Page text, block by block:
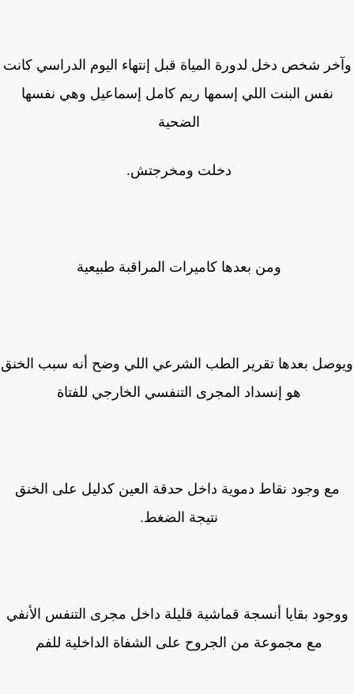
شخص دخل لدورة المياة قبل إنتهاء اليوم الدراسي كانت
نفس البنت اللي إسمها ريم كامل إسماعيل وهي نفسها
الضحية
دخلت ومخرجتش.
ومن بعدها كاميرات المراقبة طبيعية
بعدها تقرير الطب الشرعي اللي وضح أنه سبب الخنق
هو إنسداد المجرى التنفسي الخارجي للفتاة
مع وجود نقاط دموية داخل حدقة العين كدليل على الخنق
نتيجة الضغط.
بقايا أنسجة قماشية قليلة داخل مجرى التنفس الأنفي
مع مجموعة من الجروح على الشفاة الداخلية للفم